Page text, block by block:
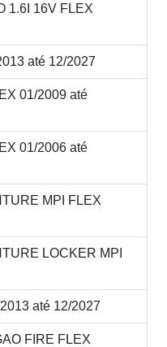
1.6I 16V FLEX
até 12/2027
01/2009 até
01/2006 até
MPI FLEX
LOCKER MPI
até 12/2027
FIRE FLEX